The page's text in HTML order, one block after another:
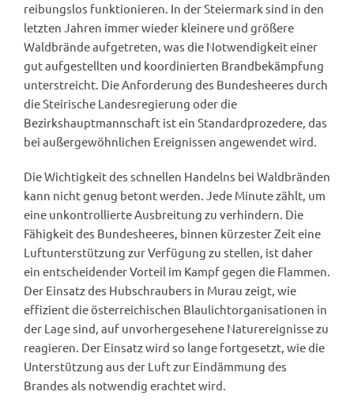
reibungslos funktionieren. In der Steiermark sind in den
letzten Jahren immer wieder kleinere und größere
Waldbrände aufgetreten, was die Notwendigkeit einer
gut aufgestellten und koordinierten Brandbekämpfung
unterstreicht. Die Anforderung des Bundesheeres durch
die Steirische Landesregierung oder die
Bezirkshauptmannschaft ist ein Standardprozedere, das
bei außergewöhnlichen Ereignissen angewendet wird.
Die Wichtigkeit des schnellen Handelns bei Waldbränden
kann nicht genug betont werden. Jede Minute zählt, um
eine unkontrollierte Ausbreitung zu verhindern. Die
Fähigkeit des Bundesheeres, binnen kürzester Zeit eine
Luftunterstützung zur Verfügung zu stellen, ist daher
ein entscheidender Vorteil im Kampf gegen die Flammen.
Der Einsatz des Hubschraubers in Murau zeigt, wie
effizient die österreichischen Blaulichtorganisationen in
der Lage sind, auf unvorhergesehene Naturereignisse zu
reagieren. Der Einsatz wird so lange fortgesetzt, wie die
Unterstützung aus der Luft zur Eindämmung des
Brandes als notwendig erachtet wird.